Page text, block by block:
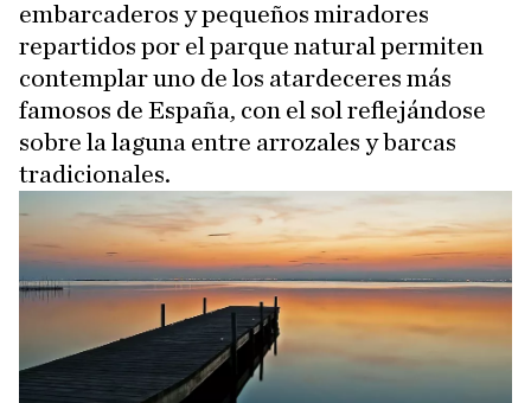
embarcaderos y pequeños miradores
repartidos por el parque natural permiten
contemplar uno de los atardeceres más
famosos de España, con el sol reflejándose
sobre la laguna entre arrozales y barcas
tradicionales.